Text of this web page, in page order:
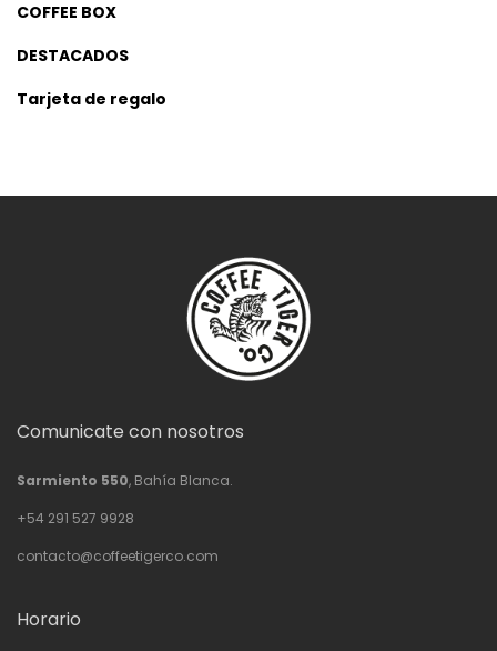
COFFEE BOX
DESTACADOS
Tarjeta de regalo
Comunicate con nosotros
Sarmiento 550, Bahía Blanca.
+54 291 527 9928
contacto@coffeetigerco.com
Horario